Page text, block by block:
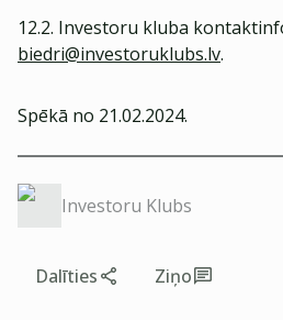
12.2. Investoru kluba
biedri@investoruklubs.lv.
Spēkā no 21.02.2024.
Investoru Klubs
Dalīties Ziņo